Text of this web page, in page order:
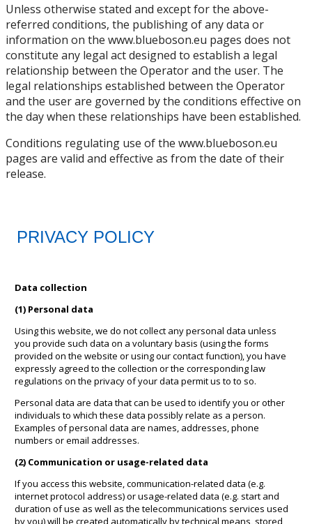
Unless otherwise stated and except for the above-
referred conditions, the publishing of any data or
information on the www.blueboson.eu pages does not
constitute any legal act designed to establish a legal
relationship between the Operator and the user. The
legal relationships established between the Operator
and the user are governed by the conditions effective on
the day when these relationships have been established.
Conditions regulating use of the www.blueboson.eu
pages are valid and effective as from the date of their
release.
PRIVACY POLICY
Data collection
(1) Personal data
Using this website, we do not collect any personal data unless
you provide such data on a voluntary basis (using the forms
provided on the website or using our contact function), you have
expressly agreed to the collection or the corresponding law
regulations on the privacy of your data permit us to to so.
Personal data are data that can be used to identify you or other
individuals to which these data possibly relate as a person.
Examples of personal data are names, addresses, phone
numbers or email addresses.
(2) Communication or usage-related data
If you access this website, communication-related data (e.g.
internet protocol address) or usage-related data (e.g. start and
duration of use as well as the telecommunications services used
by you) will be created automatically by technical means, stored